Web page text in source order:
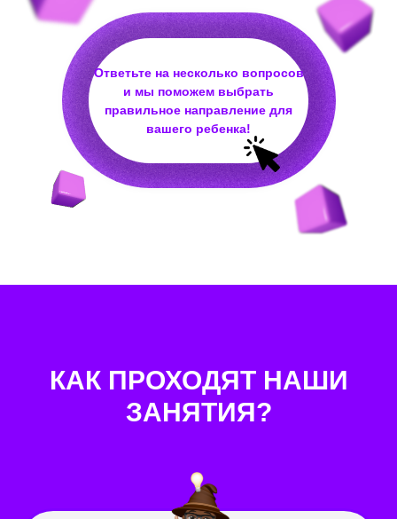
Ответьте на несколько вопросов
и мы поможем выбрать
правильное направление для
вашего ребенка!
КАК ПРОХОДЯТ НАШИ
ЗАНЯТИЯ?